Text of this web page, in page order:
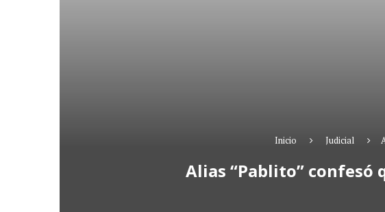
Inicio Judicial
Alias “Pablito” confesó